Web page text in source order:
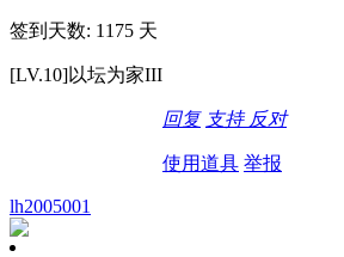
签到天数: 1175 天
[LV.10]以坛为家III
回复 支持 反对
使用道具 举报
lh2005001